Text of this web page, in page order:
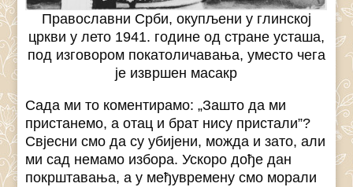
Православни Срби, окупљени у глинској
цркви у лето 1941. године од стране усташа,
под изговором покатоличавања, уместо чега
је извршен масакр
Сада ми то коментирамо: „Зашто да ми
пристанемо, а отац и брат нису пристали”?
Свјесни смо да су убијени, можда и зато, али
ми сад немамо избора. Ускоро дође дан
покрштавања, а у међувремену смо морали